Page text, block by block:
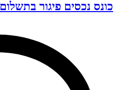
כונס נכסים פיגור בתשלום